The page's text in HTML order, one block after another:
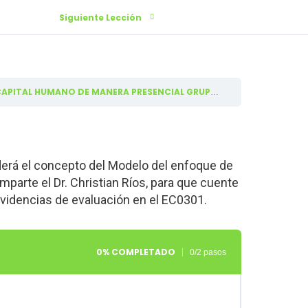
Siguiente Lección
ALINEACIÓN AL EC0301 – DISEÑO DE CURSOS DE FORMACIÓN DEL CAPITAL HUMANO DE MANERA PRESENCIAL GRUPAL .
el concepto del Modelo del enfoque de
el Dr. Christian Ríos, para que cuente
de evaluación en el EC0301.
0% COMPLETADO 0/2 pasos